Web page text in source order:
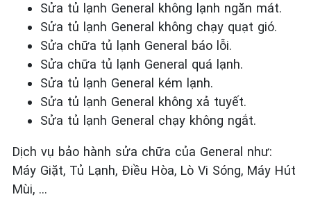
Sửa tủ lạnh General
không lạnh ngăn mát.
Sửa tủ lạnh General
không chạy quạt gió.
Sửa chữa tủ lạnh General
báo lỗi.
Sửa chữa tủ lạnh General quá lạnh.
Sửa tủ lạnh General
kém lạnh.
Sửa tủ lạnh General
không xả tuyết.
Sửa tủ lạnh General chạy không ngắt.
Dịch vụ bảo hành sửa chữa của General như:
Máy Giặt, Tủ Lạnh, Điều Hòa, Lò Vi Sóng, Máy Hút
Mùi, …